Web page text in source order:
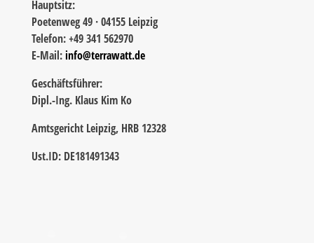
Hauptsitz:
Poetenweg 49 · 04155 Leipzig
Telefon: +49 341 562970
E-Mail:info@terrawatt.de
Geschäftsführer:
Dipl.-Ing. Klaus Kim Ko
Amtsgericht Leipzig, HRB 12328
Ust.ID: DE181491343